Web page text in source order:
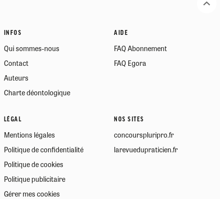
INFOS
Qui sommes-nous
Contact
Auteurs
Charte déontologique
AIDE
FAQ Abonnement
FAQ Egora
LÉGAL
Mentions légales
Politique de confidentialité
Politique de cookies
Politique publicitaire
Gérer mes cookies
NOS SITES
concourspluripro.fr
larevuedupraticien.fr